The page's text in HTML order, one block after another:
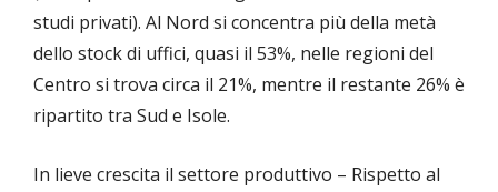
studi privati). Al Nord si concentra più della metà
dello stock di uffici, quasi il 53%, nelle regioni del
Centro si trova circa il 21%, mentre il restante 26% è
ripartito tra Sud e Isole.
In lieve crescita il settore produttivo – Rispetto al